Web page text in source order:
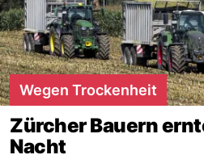
Wegen Trockenheit
Zürcher Bauern
Nacht